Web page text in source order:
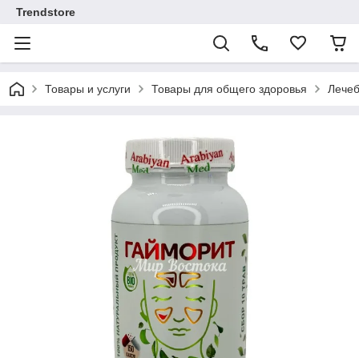
Trendstore
Товары и услуги Товары для общего здоровья